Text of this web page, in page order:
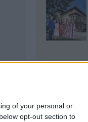
of your personal or
opt-out section to